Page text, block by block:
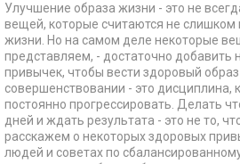
Улучшение образа жизни - это не
вещей, которые считаются не
жизни. Но на самом деле некоторые
представляем, - достаточно добавить
привычек, чтобы вести здоровый
совершенствовании - это дисциплина,
постоянно прогрессировать. Делать
дней и ждать результата - это не то,
расскажем о некоторых здоровых
людей и советах по